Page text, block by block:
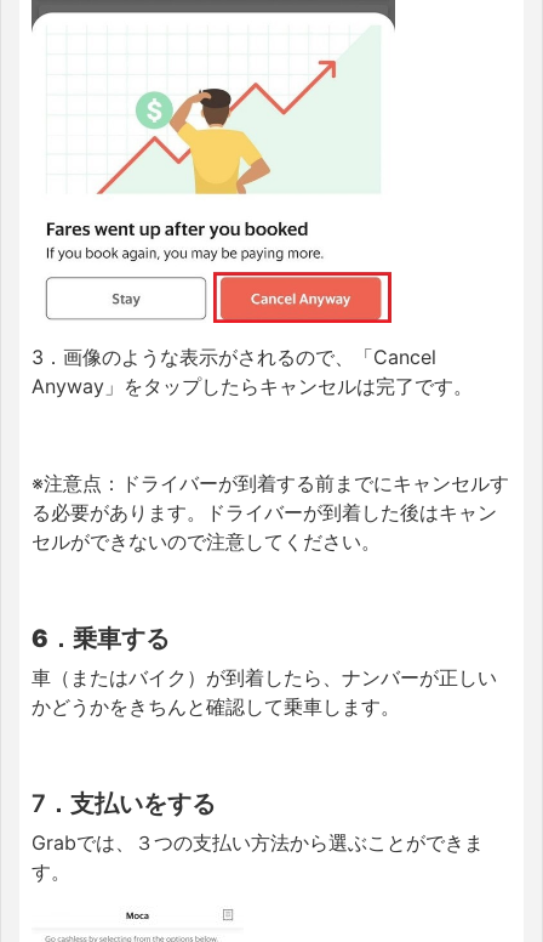
3．画像のような表示がされるので、「Cancel
Anyway」をタップしたらキャンセルは完了です。
※注意点：ドライバーが到着する前までにキャンセルす
る必要があります。ドライバーが到着した後はキャン
セルができないので注意してください。
6．乗車する
車（またはバイク）が到着したら、ナンバーが正しい
かどうかをきちんと確認して乗車します。
7．支払いをする
Grabでは、３つの支払い方法から選ぶことができま
す。